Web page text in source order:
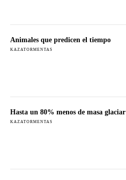
Animales que predicen el tiempo
KAZATORMENTAS
Hasta un 80% menos de masa glaciar
KAZATORMENTAS